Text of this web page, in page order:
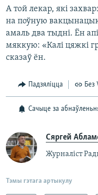
А той лекар, які
на поўную
амаль два тыдні. Ён
мяккую: «Калі цяжкі
сказаў ён.
Падзяліцца Без
Сачыце за
Сяргей
Журналіст
Тэмы гэтага артыкулу